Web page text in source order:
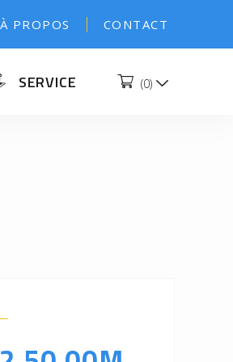
À PROPOS CONTACT
SERVICE (0)